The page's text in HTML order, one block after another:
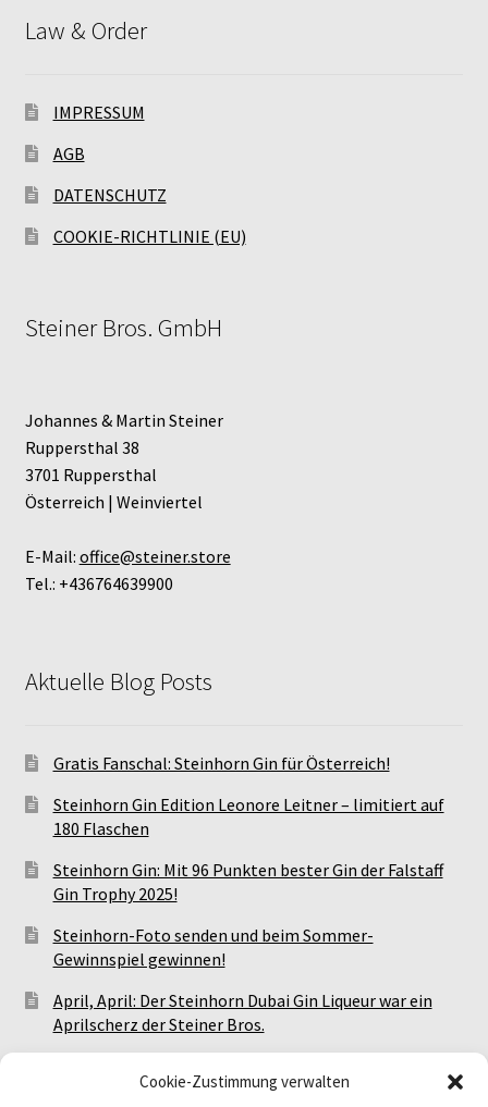
Cookie-Zustimmung verwalten
Law & Order
IMPRESSUM
AGB
DATENSCHUTZ
COOKIE-RICHTLINIE (EU)
Steiner Bros. GmbH
Johannes & Martin Steiner
Ruppersthal 38
3701 Ruppersthal
Österreich | Weinviertel
E-Mail: office@steiner.store
Tel.: +436764639900
Aktuelle Blog Posts
Gratis Fanschal: Steinhorn Gin für Österreich!
Steinhorn Gin Edition Leonore Leitner – limitiert auf
180 Flaschen
Steinhorn Gin: Mit 96 Punkten bester Gin der Falstaff
Gin Trophy 2025!
Steinhorn-Foto senden und beim Sommer-
Gewinnspiel gewinnen!
April, April: Der Steinhorn Dubai Gin Liqueur war ein
Aprilscherz der Steiner Bros.